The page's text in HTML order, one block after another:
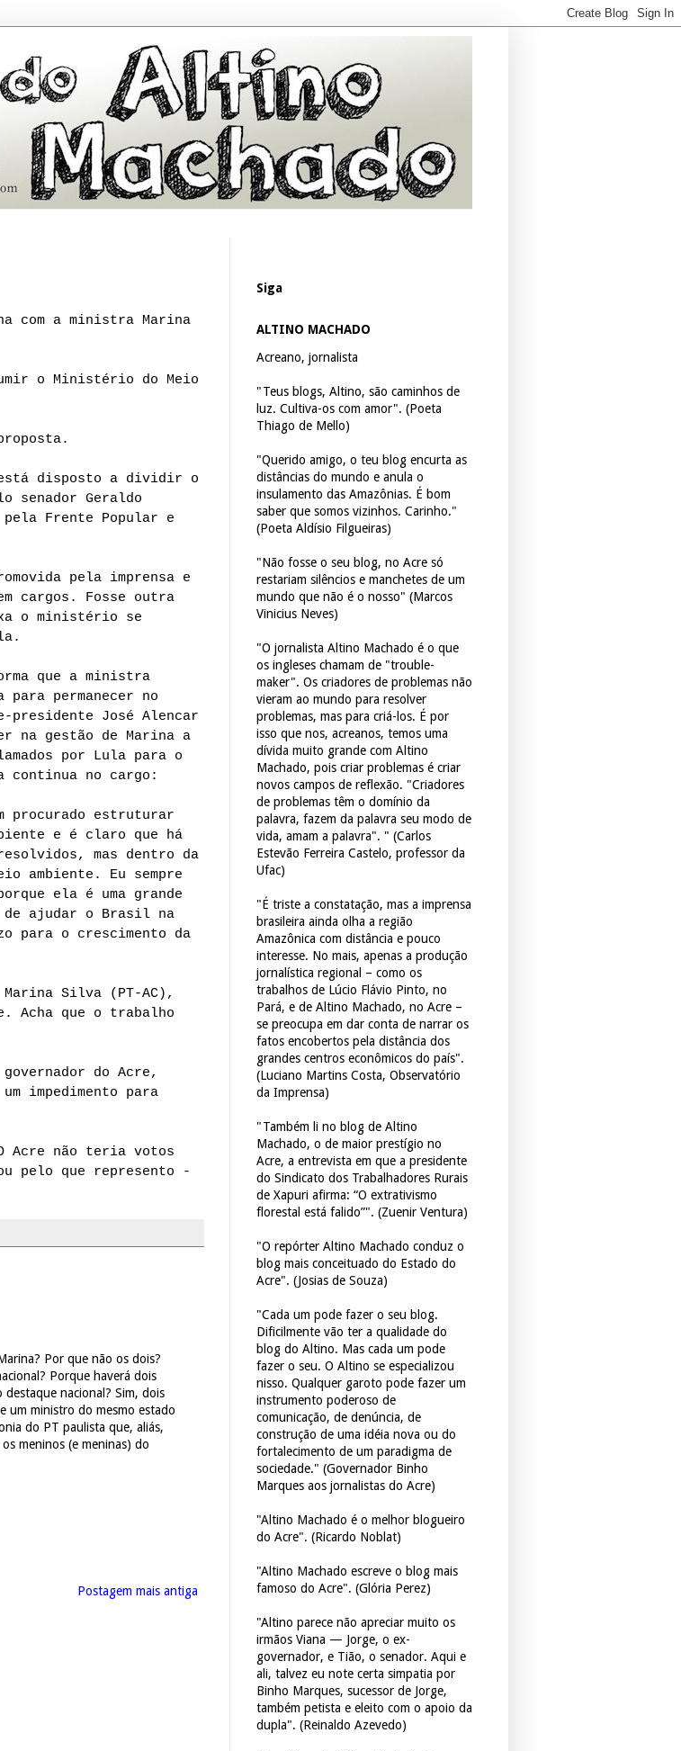
com a ministra Marina
o Ministério do Meio
disposto a dividir o
senador Geraldo
Frente Popular e
pela imprensa e
cargos. Fosse outra
o ministério se
que a ministra
permanecer no
presidente José Alencar
na gestão de Marina a
por Lula para o
continua no cargo:
procurado estruturar
e é claro que há
mas dentro da
ambiente. Eu sempre
ela é uma grande
de ajudar o Brasil na
para o crescimento da
Marina Silva (PT-AC),
Acha que o trabalho
do Acre,
impedimento para
Acre não teria votos
pelo que represento -
Por que não os dois?
Porque haverá dois
nacional? Sim, dois
um ministro do mesmo estado
do PT paulista que, aliás,
meninos (e meninas) do
Postagem mais antiga
Siga
ALTINO MACHADO
Acreano, jornalista
"Teus blogs, Altino, são caminhos de
luz. Cultiva-os com amor". (Poeta
Thiago de Mello)
"Querido amigo, o teu blog encurta as
distâncias do mundo e anula o
insulamento das Amazônias. É bom
saber que somos vizinhos. Carinho."
(Poeta Aldísio Filgueiras)
"Não fosse o seu blog, no Acre só
restariam silêncios e manchetes de um
mundo que não é o nosso" (Marcos
Vinicius Neves)
"O jornalista Altino Machado é o que
os ingleses chamam de "trouble-
maker". Os criadores de problemas não
vieram ao mundo para resolver
problemas, mas para criá-los. É por
isso que nos, acreanos, temos uma
dívida muito grande com Altino
Machado, pois criar problemas é criar
novos campos de reflexão. "Criadores
de problemas têm o domínio da
palavra, fazem da palavra seu modo de
vida, amam a palavra". " (Carlos
Estevão Ferreira Castelo, professor da
Ufac)
"É triste a constatação, mas a imprensa
brasileira ainda olha a região
Amazônica com distância e pouco
interesse. No mais, apenas a produção
jornalística regional – como os
trabalhos de Lúcio Flávio Pinto, no
Pará, e de Altino Machado, no Acre –
se preocupa em dar conta de narrar os
fatos encobertos pela distância dos
grandes centros econômicos do país".
(Luciano Martins Costa, Observatório
da Imprensa)
"Também li no blog de Altino
Machado, o de maior prestígio no
Acre, a entrevista em que a presidente
do Sindicato dos Trabalhadores Rurais
de Xapuri afirma: “O extrativismo
florestal está falido”". (Zuenir Ventura)
"O repórter Altino Machado conduz o
blog mais conceituado do Estado do
Acre". (Josias de Souza)
"Cada um pode fazer o seu blog.
Dificilmente vão ter a qualidade do
blog do Altino. Mas cada um pode
fazer o seu. O Altino se especializou
nisso. Qualquer garoto pode fazer um
instrumento poderoso de
comunicação, de denúncia, de
construção de uma idéia nova ou do
fortalecimento de um paradigma de
sociedade." (Governador Binho
Marques aos jornalistas do Acre)
"Altino Machado é o melhor blogueiro
do Acre". (Ricardo Noblat)
"Altino Machado escreve o blog mais
famoso do Acre". (Glória Perez)
"Altino parece não apreciar muito os
irmãos Viana — Jorge, o ex-
governador, e Tião, o senador. Aqui e
ali, talvez eu note certa simpatia por
Binho Marques, sucessor de Jorge,
também petista e eleito com o apoio da
dupla". (Reinaldo Azevedo)